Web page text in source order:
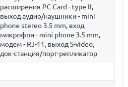
расширения PC Card - type II,
выход аудио/наушники - mini
phone stereo 3.5 mm, вход
микрофон - mini phone 3.5 mm,
модем - RJ-11, выход S-video,
док-станция/порт-репликатор